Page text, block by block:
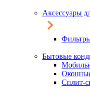
Аксессуары
Бытовые
Сплит-